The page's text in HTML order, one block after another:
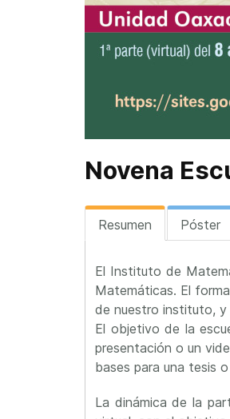
Novena
Resumen Póster
El Instituto de
Matemáticas. El
de nuestro instituto, y
El objetivo de la
presentación o un
bases para una tesis
La dinámica de la